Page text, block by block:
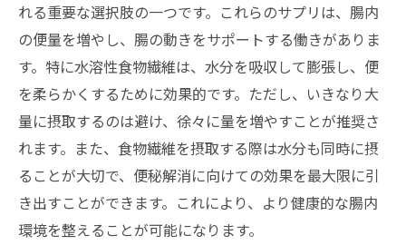
れる重要な選択肢の一つです。これらのサプリは、腸内
の便量を増やし、腸の動きをサポートする働きがありま
す。特に水溶性食物繊維は、水分を吸収して膨張し、便
を柔らかくするために効果的です。ただし、いきなり大
量に摂取するのは避け、徐々に量を増やすことが推奨さ
れます。また、食物繊維を摂取する際は水分も同時に摂
ることが大切で、便秘解消に向けての効果を最大限に引
き出すことができます。これにより、より健康的な腸内
環境を整えることが可能になります。